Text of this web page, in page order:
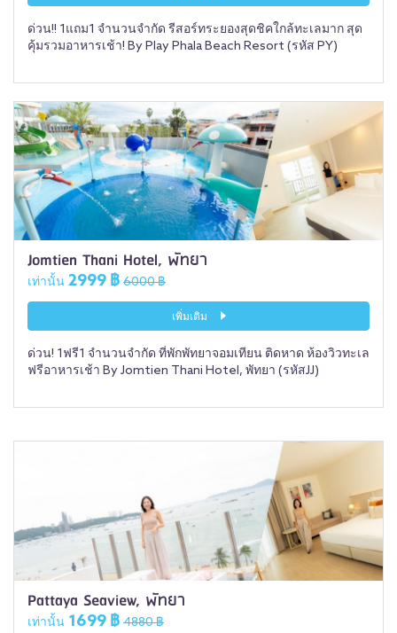
ด่วน!! 1แถม1 จำนวนจำกัด รีสอร์ทระยองสุดชิคใกล้ทะเลมาก สุด
คุ้มรวมอาหารเช้า! By Play Phala Beach Resort (รหัส PY)
Jomtien Thani Hotel, พัทยา
เท่านั้น 2999 ฿ 6000 ฿
เพิ่มเติม
ด่วน! 1ฟรี1 จำนวนจำกัด ที่พักพัทยาจอมเทียน ติดหาด ห้องวิวทะเล
ฟรีอาหารเช้า By Jomtien Thani Hotel, พัทยา (รหัสJJ)
Pattaya Seaview, พัทยา
เท่านั้น 1699 ฿ 4880 ฿